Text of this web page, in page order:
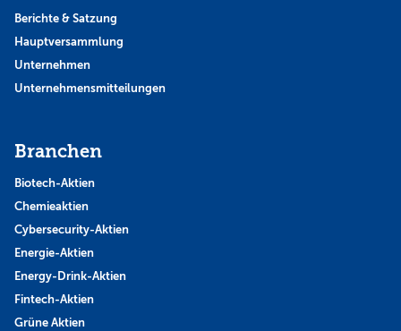
Berichte & Satzung
Hauptversammlung
Unternehmen
Unternehmensmitteilungen
Branchen
Biotech-Aktien
Chemieaktien
Cybersecurity-Aktien
Energie-Aktien
Energy-Drink-Aktien
Fintech-Aktien
Grüne Aktien